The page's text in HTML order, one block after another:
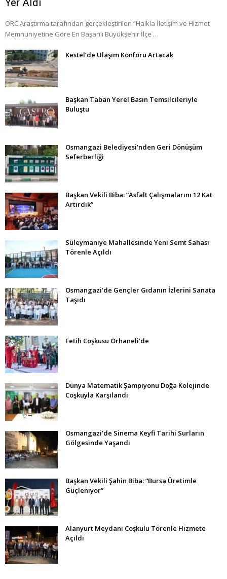
ORC Araştırma tarafından gerçekleştirilen “Halkla İletişim ve Hizmet
Memnuniyetine Göre En Başarılı Büyükşehir İlçe …
Kestel’de Ulaşım Konforu Artacak
Başkan Taban Yerel Basın Temsilcileriyle
Buluştu
Osmangazi Belediyesi’nden Geri Dönüşüm
Seferberliği
Başkan Vekili Biba: “Asfalt Çalışmalarını 12 Kat
Artırdık”
Süleymaniye Mahallesinde Yeni Semt Sahası
Törenle Açıldı
Osmangazi’de Gençler Gıdanın İzlerini Sanata
Taşıdı
Fetih Coşkusu Orhaneli’de
Dünya Matematik Şampiyonu Doğa Kolejinde
Coşkuyla Karşılandı
Osmangazi’de Sinema Keyfi Tarihi Surların
Gölgesinde Yaşandı
Başkan Vekili Şahin Biba: “Bursa Üretimle
Güçleniyor”
Alanyurt Meydanı Coşkulu Törenle Hizmete
Açıldı